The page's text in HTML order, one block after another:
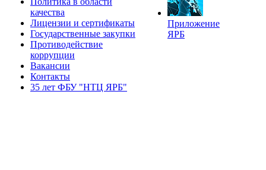
качества
Лицензии и сертификаты
Государственные закупки
Противодействие
коррупции
Вакансии
Контакты
35 лет ФБУ "НТЦ ЯРБ"
Приложение
ЯРБ